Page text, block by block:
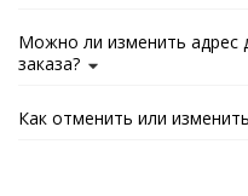
Можно ли изменить адрес
заказа?
Как отменить или